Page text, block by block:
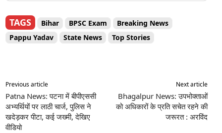
TAGS Bihar BPSC Exam
Breaking News
Pappu Yadav
State News Top Stories
Previous article
Patna News: पटना में बीपीएससी
अभ्यर्थियों पर लाठी चार्ज, पुलिस ने
खदेड़कर पीटा, कई जख्मी, देखिए
वीडियो
Next article
Bhagalpur News: उपभोक्ताओं
को अधिकारों के प्रति सचेत रहने की
जरूरत : अरविंद